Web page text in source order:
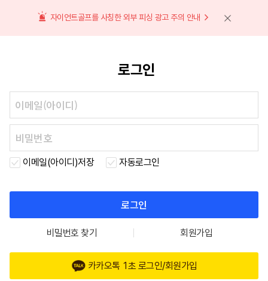
자이언트골프를 사칭한 외부 피싱 광고 주의 안내
로그인
이메일(아이디)저장 자동로그인
로그인
비밀번호 찾기 회원가입
카카오톡 1초 로그인/회원가입